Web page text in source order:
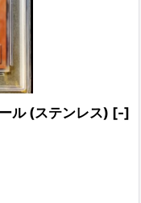
ル (ステンレス) [-]